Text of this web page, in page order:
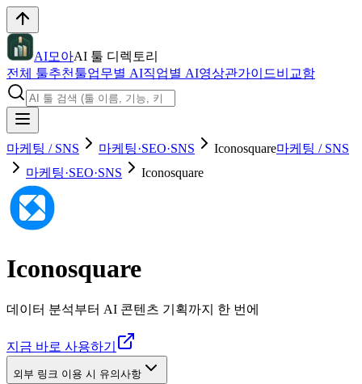
AI모아AI 툴 디렉토리
전체 툴추천툴업무별 AI직업별 AI영상관가이드비교함
마케팅 / SNS 마케팅·SEO·SNS Iconosquare마케팅 / SNS
마케팅·SEO·SNS
Iconosquare
Iconosquare
데이터 분석부터 AI 콘텐츠 기획까지 한 번에
지금 바로 사용하기
외부 링크 이용 시 유의사항